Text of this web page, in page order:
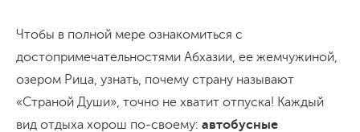
Чтобы в полной мере ознакомиться с
достопримечательностями Абхазии, ее жемчужиной,
озером Рица, узнать, почему страну называют
«Страной Души», точно не хватит отпуска! Каждый
вид отдыха хорош по-своему: автобусные